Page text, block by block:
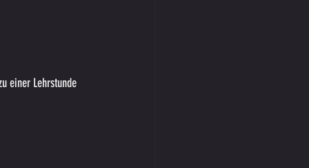
einer Lehrstunde